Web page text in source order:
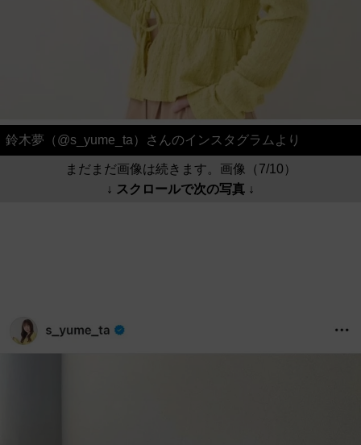
鈴木夢（@s_yume_ta）さんのインスタグラムより
まだまだ画像は続きます。画像（7/10）
↓ スクロールで次の写真 ↓